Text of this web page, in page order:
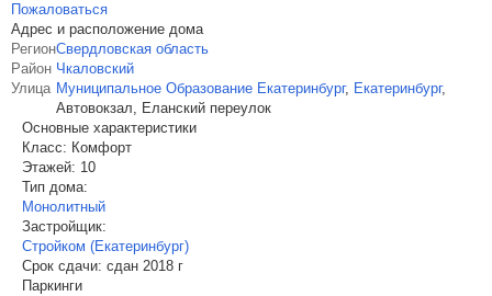
Пожаловаться
Адрес и расположение дома
РегионСвердловская область
Район Чкаловский
Улица Муниципальное Образование Екатеринбург, Екатеринбург,
Автовокзал, Еланский переулок
Основные характеристики
Класс: Комфорт
Этажей: 10
Тип дома:
Монолитный
Застройщик:
Стройком (Екатеринбург)
Срок сдачи: сдан 2018 г
Паркинги